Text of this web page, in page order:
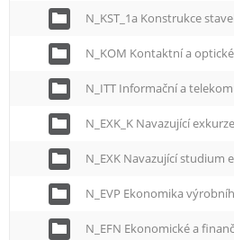
N_KST_1a Konstrukce
N_EXK_K Navazující exkurze
N_EXK Navazující studium
N_EVP Ekonomika
N_EFN Ekonomické a